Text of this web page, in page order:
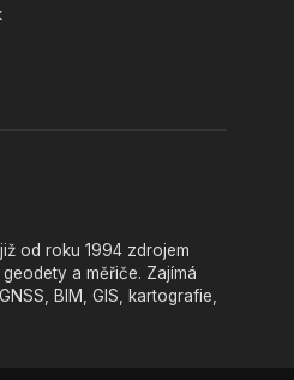
od roku 1994 zdrojem
a měřiče. Zajímá
BIM, GIS, kartografie,